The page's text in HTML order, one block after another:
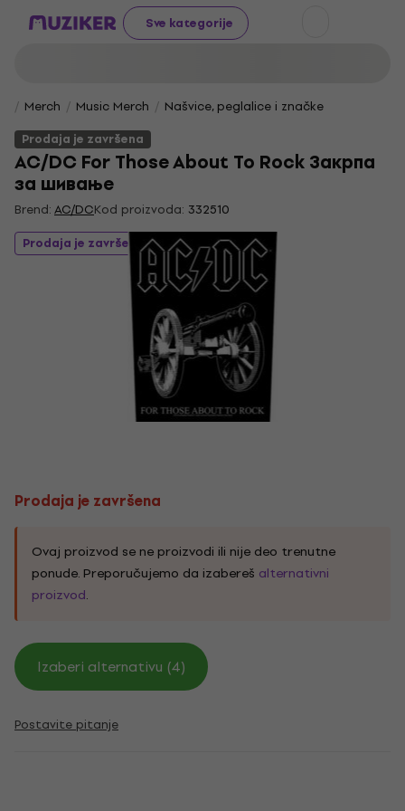
Sve kategorije
Merch Music Merch
Našvice, peglalice i značke
Prodaja je završena
AC/DC For Those About To Rock Закрпа
за шивање
Brend:AC/DCKod proizvoda: 332510
Prodaja je završena
Prodaja je završena
Ovaj proizvod se ne proizvodi ili nije deo trenutne
ponude. Preporučujemo da izabereš alternativni
proizvod.
Izaberi alternativu (4)
Postavite pitanje